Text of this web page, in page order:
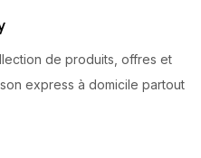
de produits, offres et
express à domicile partout